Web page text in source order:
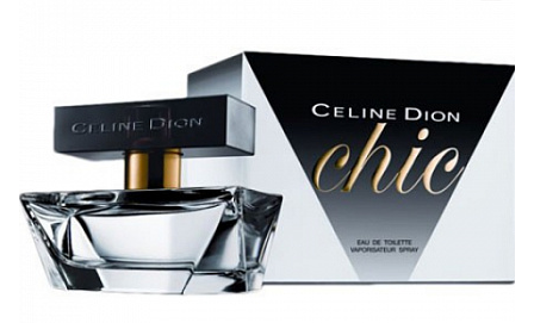
Скопировать
Telegram
WhatsApp
Viber